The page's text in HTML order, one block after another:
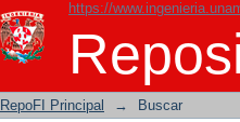
https://
Buscar
RepoFI Principal → Buscar